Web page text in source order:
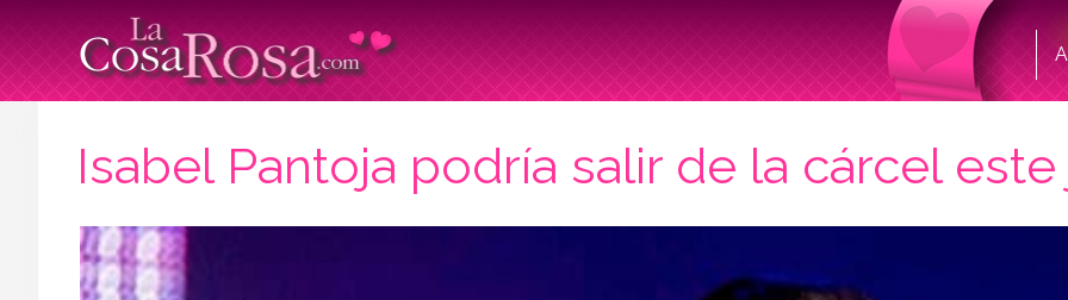
Isabel Pantoja podría salir de la cárcel